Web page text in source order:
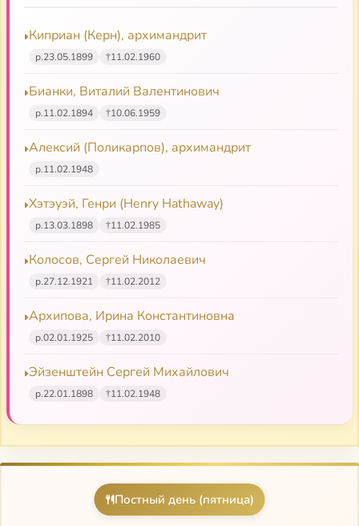
Киприан (Керн), архимандрит
р.23.05.1899 †11.02.1960
Бианки, Виталий Валентинович
р.11.02.1894 †10.06.1959
Алексий (Поликарпов), архимандрит
р.11.02.1948
Хэтэуэй, Генри (Henry Hathaway)
р.13.03.1898 †11.02.1985
Колосов, Сергей Николаевич
р.27.12.1921 †11.02.2012
Архипова, Ирина Константиновна
р.02.01.1925 †11.02.2010
Эйзенштейн Сергей Михайлович
р.22.01.1898 †11.02.1948
Постный день (пятница)